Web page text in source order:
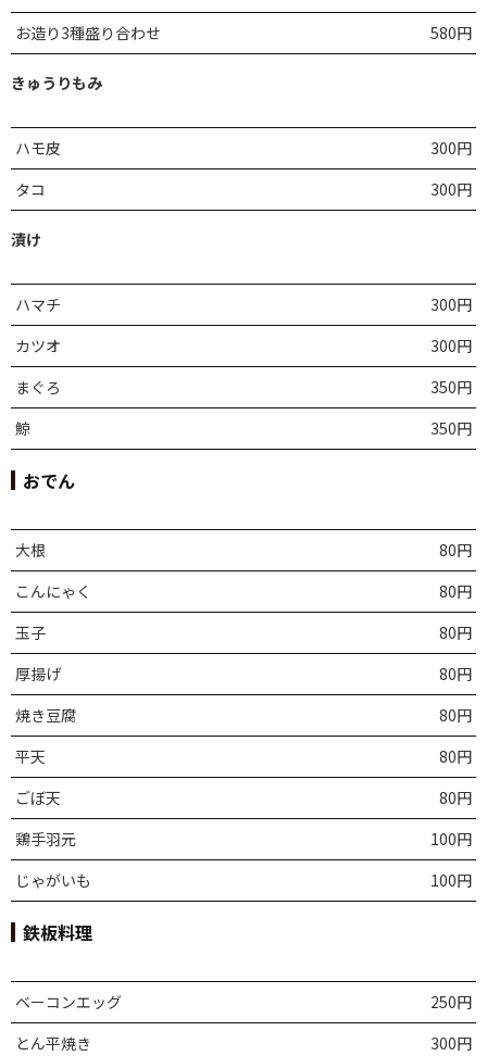
お造り3種盛り合わせ
580円
きゅうりもみ
ハモ皮
300円
タコ
300円
漬け
ハマチ
300円
カツオ
300円
まぐろ
350円
鯨
350円
おでん
大根
80円
こんにゃく
80円
玉子
80円
厚揚げ
80円
焼き豆腐
80円
平天
80円
ごぼ天
80円
鶏手羽元
100円
じゃがいも
100円
鉄板料理
ベーコンエッグ
250円
とん平焼き
300円